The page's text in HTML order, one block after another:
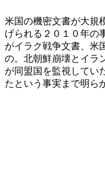
米国の機密文書が大規
げられる２０１０年の
がイラク戦争文書、米
の。北朝鮮崩壊とイラ
が同盟国を監視してい
たという事実まで明ら